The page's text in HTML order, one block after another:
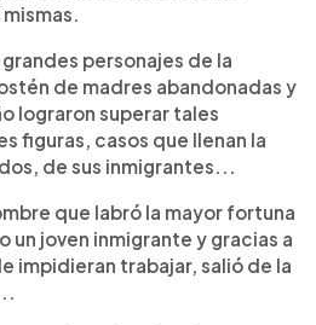
personajes de la
de madres abandonadas y
lograron superar tales
figuras, casos que llenan la
de sus inmigrantes...
que labró la mayor fortuna
un joven inmigrante y gracias a
impidieran trabajar, salió de la